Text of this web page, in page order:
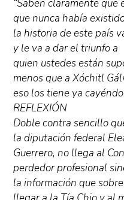
“Saben claramente que
que nunca había
la historia de este país
y le va a dar el triunfo a
quien ustedes están
menos que a Xóchitl
eso los tiene ya
REFLEXIÓN
Doble contra sencillo
la diputación federal
Guerrero, no llega al
perdedor profesional
la información que